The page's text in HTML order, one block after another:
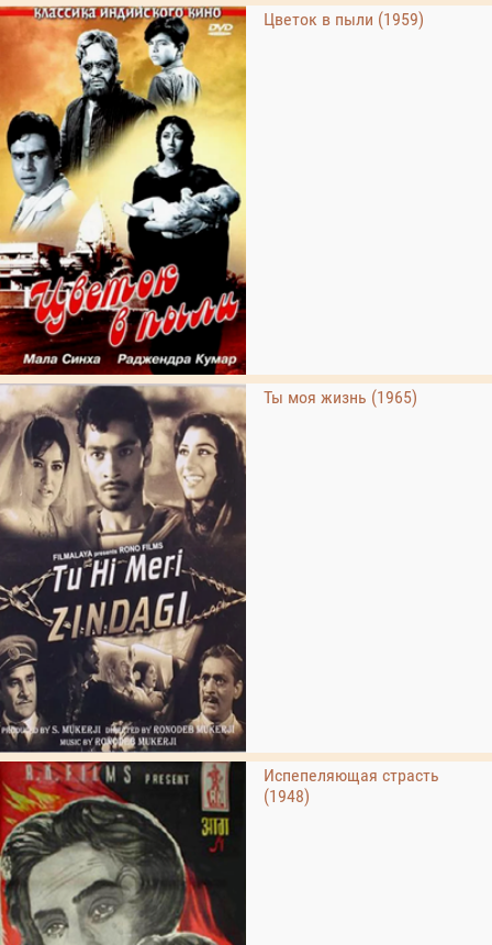
Цветок в пыли (1959)
Ты моя жизнь (1965)
Испепеляющая страсть
(1948)